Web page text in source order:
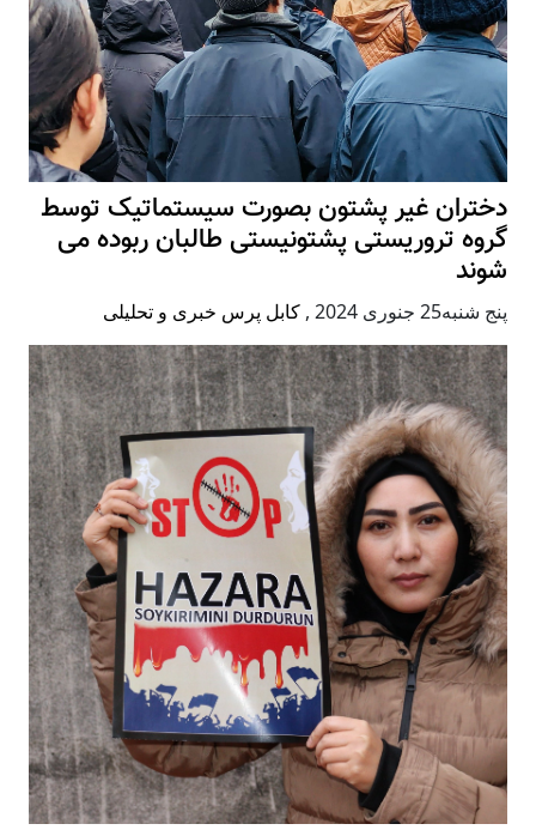
دختران غیر پشتون بصورت سیستماتیک توسط
گروه تروریستی پشتونیستی طالبان ربوده می
شوند
پنج شنبه25 جنوری 2024 , کابل پرس خبری و تحلیلی